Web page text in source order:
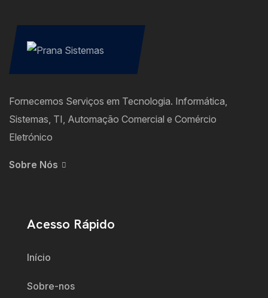
Fornecemos Serviços em Tecnologia. Informática,
Sistemas, TI, Automação Comercial e Comércio
Eletrónico
Sobre Nós
Acesso Rápido
Início
Sobre-nos